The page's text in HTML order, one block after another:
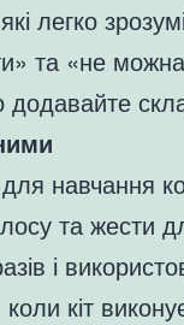
легко
та «не
навчання
та жести
і
кіт